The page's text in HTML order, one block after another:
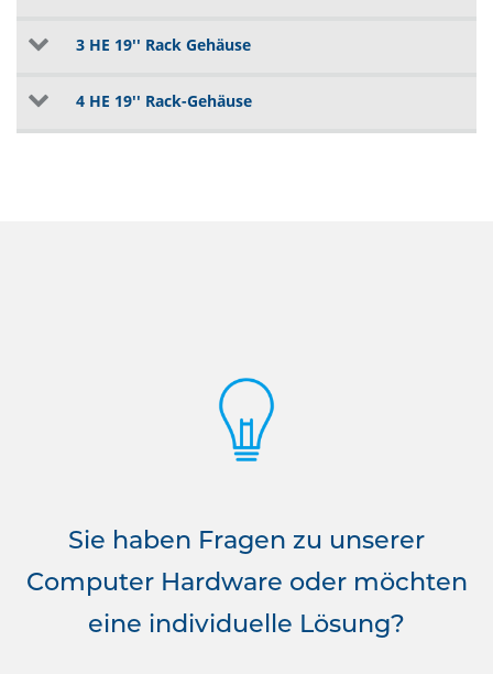
3 HE 19'' Rack Gehäuse
4 HE 19'' Rack-Gehäuse
Sie haben Fragen zu unserer
Computer Hardware oder möchten
eine individuelle Lösung?